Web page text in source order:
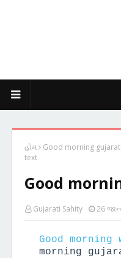
હોમ Good morning
text
Good
Gujarati Sahity 26
Good morning
morning